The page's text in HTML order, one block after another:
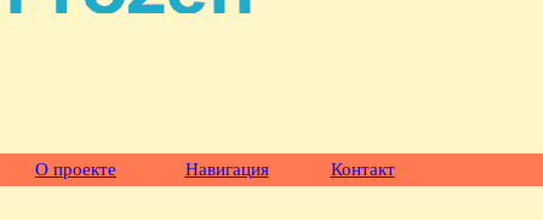
О проекте Навигация Контакт